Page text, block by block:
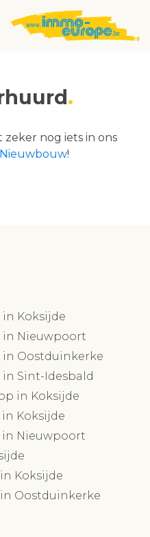
nog iets in ons
Nieuwbouw!
Koksijde
Nieuwpoort
Oostduinkerke
Sint-Idesbald
in Koksijde
Koksijde
in Nieuwpoort
Koksijde
Oostduinkerke